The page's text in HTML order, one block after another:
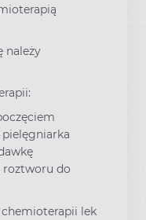
należy
roztworu do
chemioterapii lek